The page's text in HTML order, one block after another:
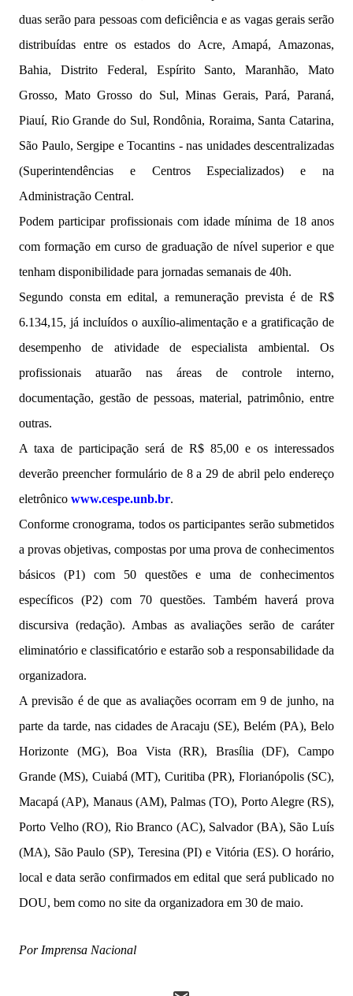
duas serão para pessoas com deficiência e as vagas gerais serão
distribuídas entre os estados do Acre, Amapá, Amazonas,
Bahia, Distrito Federal, Espírito Santo, Maranhão, Mato
Grosso, Mato Grosso do Sul, Minas Gerais, Pará, Paraná,
Piauí, Rio Grande do Sul, Rondônia, Roraima, Santa Catarina,
São Paulo, Sergipe e Tocantins - nas unidades descentralizadas
(Superintendências e Centros Especializados) e na
Administração Central.
Podem participar profissionais com idade mínima de 18 anos
com formação em curso de graduação de nível superior e que
tenham disponibilidade para jornadas semanais de 40h.
Segundo consta em edital, a remuneração prevista é de R$
6.134,15, já incluídos o auxílio-alimentação e a gratificação de
desempenho de atividade de especialista ambiental. Os
profissionais atuarão nas áreas de controle interno,
documentação, gestão de pessoas, material, patrimônio, entre
outras.
A taxa de participação será de R$ 85,00 e os interessados
deverão preencher formulário de 8 a 29 de abril pelo endereço
eletrônico www.cespe.unb.br.
Conforme cronograma, todos os participantes serão submetidos
a provas objetivas, compostas por uma prova de conhecimentos
básicos (P1) com 50 questões e uma de conhecimentos
específicos (P2) com 70 questões. Também haverá prova
discursiva (redação). Ambas as avaliações serão de caráter
eliminatório e classificatório e estarão sob a responsabilidade da
organizadora.
A previsão é de que as avaliações ocorram em 9 de junho, na
parte da tarde, nas cidades de Aracaju (SE), Belém (PA), Belo
Horizonte (MG), Boa Vista (RR), Brasília (DF), Campo
Grande (MS), Cuiabá (MT), Curitiba (PR), Florianópolis (SC),
Macapá (AP), Manaus (AM), Palmas (TO), Porto Alegre (RS),
Porto Velho (RO), Rio Branco (AC), Salvador (BA), São Luís
(MA), São Paulo (SP), Teresina (PI) e Vitória (ES). O horário,
local e data serão confirmados em edital que será publicado no
DOU, bem como no site da organizadora em 30 de maio.
Por Imprensa Nacional